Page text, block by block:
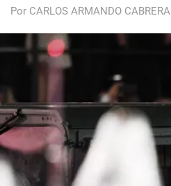
Por CARLOS ARMANDO CABRERA